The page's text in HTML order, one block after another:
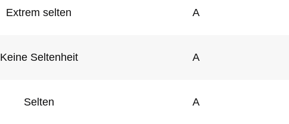
Extrem selten A
Keine Seltenheit A
Selten A